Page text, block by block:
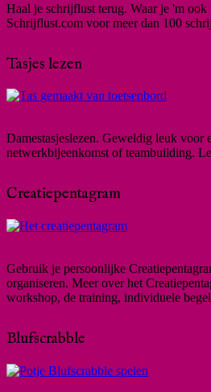
Haal je schrijflust terug. Waar je 'm ook
Schrijflust.com voor meer dan 100
Tasjes lezen
Damestasjeslezen. Geweldig leuk voor
netwerkbijeenkomst of teambuilding.
Creatiepentagram
Gebruik je persoonlijke
organiseren. Meer over het
workshop, de training, individuele
Blufscrabble